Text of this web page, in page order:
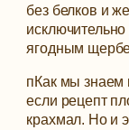
без белков и
ягодным
пКак мы знаем
если рецепт
крахмал. Но и